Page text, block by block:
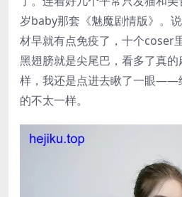
岁baby那套《魅魔剧情版》。
材早就有点免疫了，十个coser
黑翅膀就是尖尾巴，看多了真
样，我还是点进去瞅了一眼——
的不太一样。